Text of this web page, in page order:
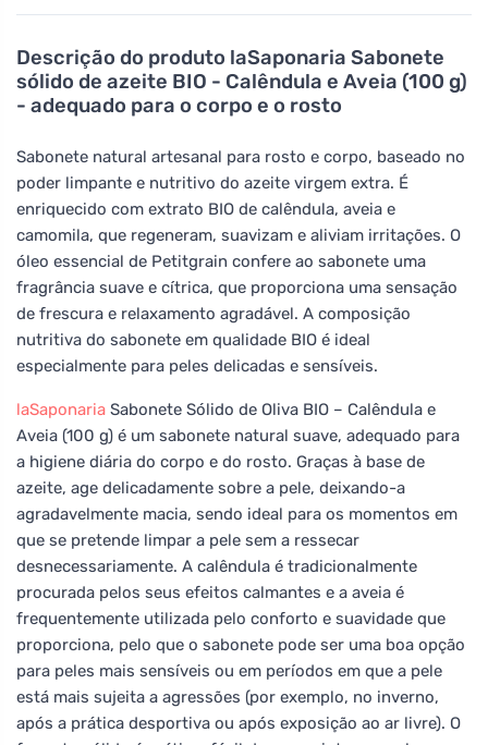
Descrição do produto laSaponaria Sabonete
sólido de azeite BIO - Calêndula e Aveia (100 g)
- adequado para o corpo e o rosto
Sabonete natural artesanal para rosto e corpo, baseado no
poder limpante e nutritivo do azeite virgem extra. É
enriquecido com extrato BIO de calêndula, aveia e
camomila, que regeneram, suavizam e aliviam irritações. O
óleo essencial de Petitgrain confere ao sabonete uma
fragrância suave e cítrica, que proporciona uma sensação
de frescura e relaxamento agradável. A composição
nutritiva do sabonete em qualidade BIO é ideal
especialmente para peles delicadas e sensíveis.
laSaponaria Sabonete Sólido de Oliva BIO – Calêndula e
Aveia (100 g) é um sabonete natural suave, adequado para
a higiene diária do corpo e do rosto. Graças à base de
azeite, age delicadamente sobre a pele, deixando-a
agradavelmente macia, sendo ideal para os momentos em
que se pretende limpar a pele sem a ressecar
desnecessariamente. A calêndula é tradicionalmente
procurada pelos seus efeitos calmantes e a aveia é
frequentemente utilizada pelo conforto e suavidade que
proporciona, pelo que o sabonete pode ser uma boa opção
para peles mais sensíveis ou em períodos em que a pele
está mais sujeita a agressões (por exemplo, no inverno,
após a prática desportiva ou após exposição ao ar livre). O